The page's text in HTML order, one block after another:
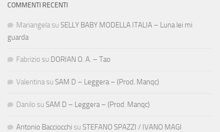
COMMENTI RECENTI
Mariangela su SELLY BABY MODELLA ITALIA – Luna lei mi
guarda
Fabrizio su DORIAN O. A. – Tao
Valentina su SAM D – Leggera – (Prod. Manqc)
Danilo su SAM D – Leggera – (Prod. Manqc)
Antonio Bacciocchi su STEFANO SPAZZI / IVANO MAGI